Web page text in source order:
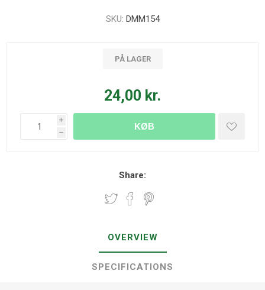
SKU: DMM154
PÅ LAGER
24,00 kr.
i
h
KØB
Share:
OVERVIEW
SPECIFICATIONS